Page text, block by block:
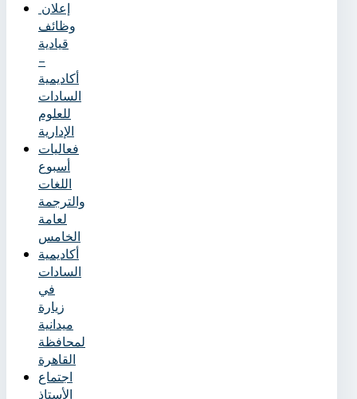
وظائف
قيادية
–
أكاديمية
السادات
للعلوم
الإدارية
فعاليات
أسبوع
اللغات
والترجمة
لعامة
الخامس
أكاديمية
السادات
في
زيارة
ميدانية
لمحافظة
القاهرة
اجتماع
الأستاذ